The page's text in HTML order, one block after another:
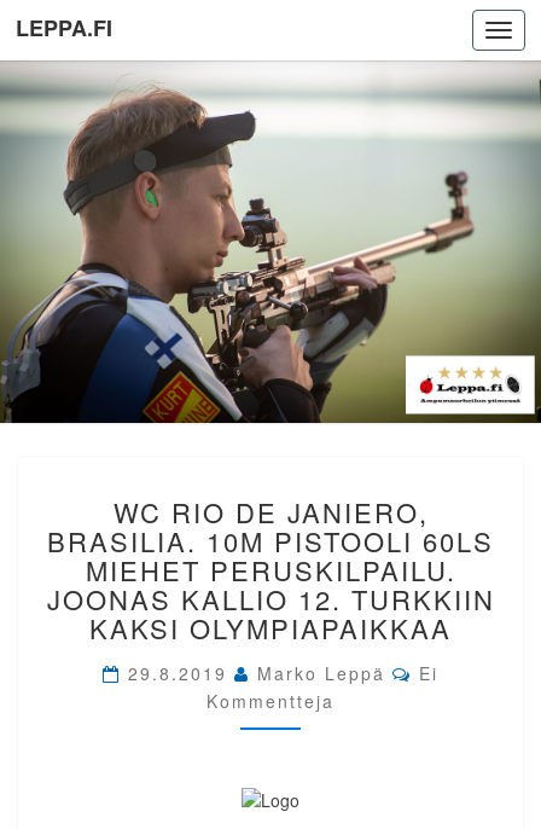
LEPPA.FI
RIO
DE
JANIERO,
BRASILIA.
10M
PISTOOLI
MIEHET
PERUSKILPAILU.
JOONAS
TURKKIIN
WC RIO DE JANIERO,
BRASILIA. 10M PISTOOLI 60LS
MIEHET PERUSKILPAILU.
JOONAS KALLIO 12. TURKKIIN
KAKSI OLYMPIAPAIKKAA
29.8.2019 Marko Leppä Comments
Ei
Kommentteja